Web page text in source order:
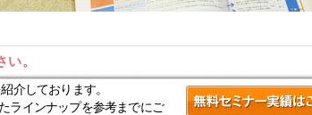
。
介しております。
ラインナップを参考までにご